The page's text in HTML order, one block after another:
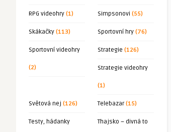
RPG videohry (1) Simpsonovi (55)
Skákačky (113) Sportovní hry (76)
Sportovní videohry
(2)
Strategie (126)
Strategie videohry
(1)
Světová nej (126) Telebazar(15)
Testy, hádanky Thajsko – divná to